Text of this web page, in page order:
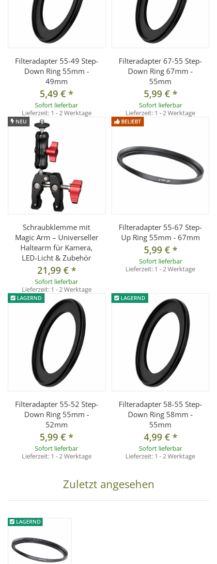
55mm-Anschlussgewinde
Filteradapter 55-49 Step-
Down Ring 55mm -
49mm
5,49 €*
Sofort lieferbar
Lieferzeit: 1 - 2 Werktage
Filteradapter 67-55 Step-
Down Ring 67mm -
55mm
5,99 €*
Sofort lieferbar
Lieferzeit: 1 - 2 Werktage
NEU
Schraubklemme mit
Magic Arm – Universeller
Haltearm für Kamera,
LED-Licht & Zubehör
21,99 €*
Sofort lieferbar
Lieferzeit: 1 - 2 Werktage
BELIEBT
Filteradapter 55-67 Step-
Up Ring 55mm - 67mm
5,99 €*
Sofort lieferbar
Lieferzeit: 1 - 2 Werktage
LAGERND
Filteradapter 55-52 Step-
Down Ring 55mm -
52mm
5,99 €*
Sofort lieferbar
Lieferzeit: 1 - 2 Werktage
LAGERND
Filteradapter 58-55 Step-
Down Ring 58mm -
55mm
4,99 €*
Sofort lieferbar
Lieferzeit: 1 - 2 Werktage
Zuletzt angesehen
LAGERND